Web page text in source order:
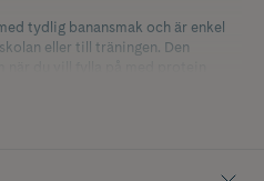
tydlig banansmak och är enkel
eller till träningen. Den